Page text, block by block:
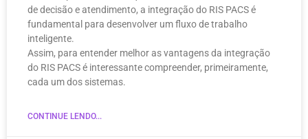
de decisão e atendimento, a integração do RIS PACS é
fundamental para desenvolver um fluxo de trabalho
inteligente.
Assim, para entender melhor as vantagens da integração
do RIS PACS é interessante compreender, primeiramente,
cada um dos sistemas.
CONTINUE LENDO...